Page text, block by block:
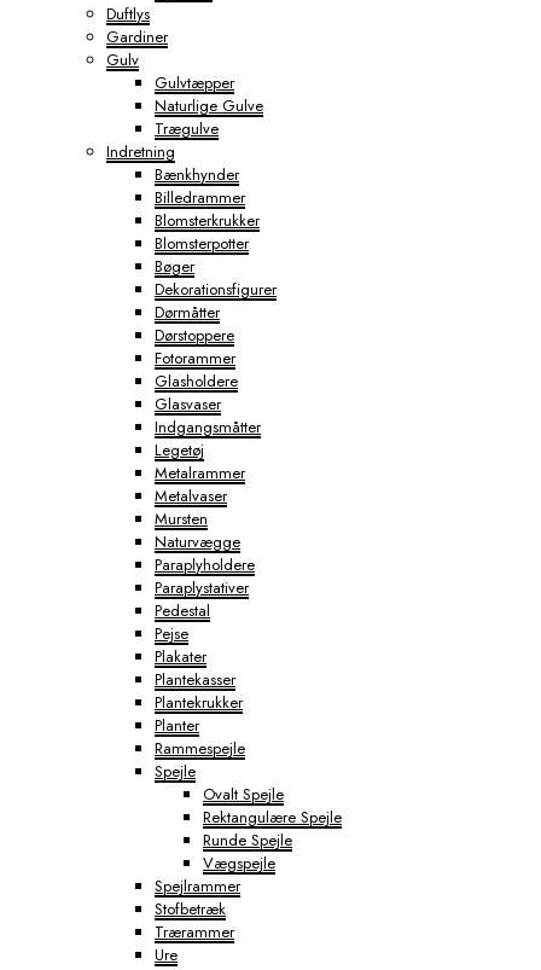
Duftlys
Gardiner
Gulv
Gulvtæpper
Naturlige Gulve
Trægulve
Indretning
Bænkhynder
Billedrammer
Blomsterkrukker
Blomsterpotter
Bøger
Dekorationsfigurer
Dørmåtter
Dørstoppere
Fotorammer
Glasholdere
Glasvaser
Indgangsmåtter
Legetøj
Metalrammer
Metalvaser
Mursten
Naturvægge
Paraplyholdere
Paraplystativer
Pedestal
Pejse
Plakater
Plantekasser
Plantekrukker
Planter
Rammespejle
Spejle
Ovalt Spejle
Rektangulære Spejle
Runde Spejle
Vægspejle
Spejlrammer
Stofbetræk
Trærammer
Ure